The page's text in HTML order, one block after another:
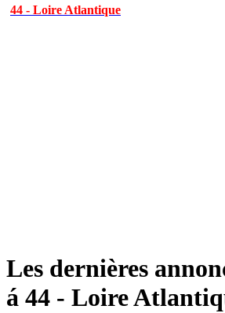
44 - Loire Atlantique
Les dernières
á 44 - Loire